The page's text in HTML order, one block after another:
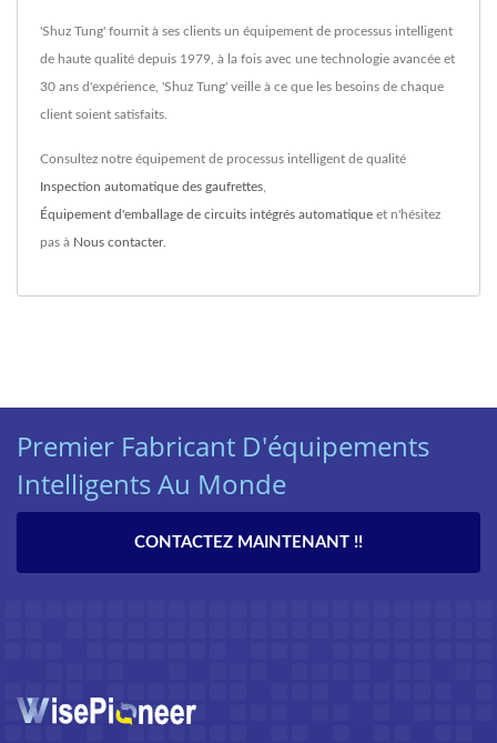
'Shuz Tung' fournit à ses clients un équipement de processus intelligent
de haute qualité depuis 1979, à la fois avec une technologie avancée et
30 ans d'expérience, 'Shuz Tung' veille à ce que les besoins de chaque
client soient satisfaits.
Consultez notre équipement de processus intelligent de qualité
Inspection automatique des gaufrettes
Équipement d'emballage de circuits intégrés automatique et n'hésitez
pas à Nous contacter.
Premier Fabricant D'équipements
Intelligents Au Monde
CONTACTEZ MAINTENANT !!